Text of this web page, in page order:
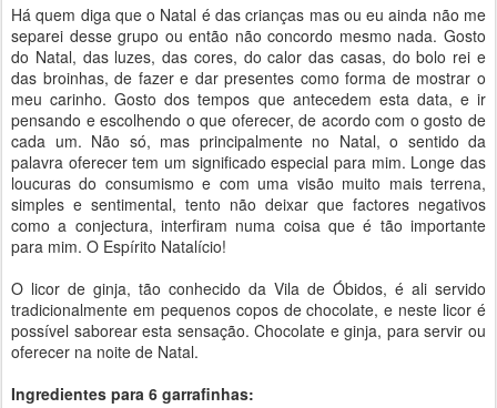
Há quem diga que o Natal é das crianças mas ou eu ainda não me
separei desse grupo ou então não concordo mesmo nada. Gosto
do Natal, das luzes, das cores, do calor das casas, do bolo rei e
das broinhas, de fazer e dar presentes como forma de mostrar o
meu carinho. Gosto dos tempos que antecedem esta data, e ir
pensando e escolhendo o que oferecer, de acordo com o gosto de
cada um. Não só, mas principalmente no Natal, o sentido da
palavra oferecer tem um significado especial para mim. Longe das
loucuras do consumismo e com uma visão muito mais terrena,
simples e sentimental, tento não deixar que factores negativos
como a conjectura, interfiram numa coisa que é tão importante
para mim. O Espírito Natalício!
O licor de ginja, tão conhecido da Vila de Óbidos, é ali servido
tradicionalmente em pequenos copos de chocolate, e neste licor é
possível saborear esta sensação. Chocolate e ginja, para servir ou
oferecer na noite de Natal.
Ingredientes para 6 garrafinhas: